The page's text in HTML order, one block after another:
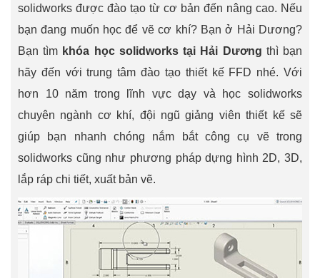
solidworks được đào tạo từ cơ bản đến nâng cao. Nếu
bạn đang muốn học để vẽ cơ khí? Bạn ở Hải Dương?
Bạn tìm khóa học solidworks tại Hải Dương thì bạn
hãy đến với trung tâm đào tạo thiết kế FFD nhé. Với
hơn 10 năm trong lĩnh vực dạy và học solidworks
chuyên ngành cơ khí, đội ngũ giảng viên thiết kế sẽ
giúp bạn nhanh chóng nắm bắt công cụ vẽ trong
solidworks cũng như phương pháp dựng hình 2D, 3D,
lắp ráp chi tiết, xuất bản vẽ.